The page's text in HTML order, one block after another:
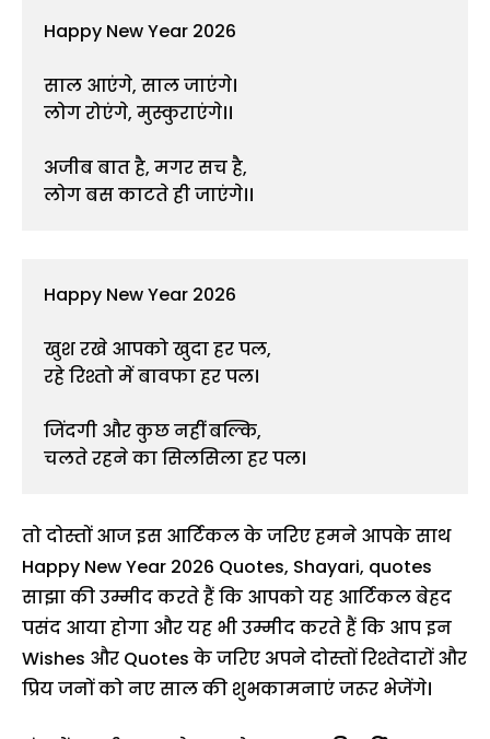
Happy New Year 2026
साल आएंगे, साल जाएंगे।
लोग रोएंगे, मुस्कुराएंगे।।
अजीब बात है, मगर सच है,
लोग बस काटते ही जाएंगे।।
Happy New Year 2026
खुश रखे आपको खुदा हर पल,
रहे रिश्तो में बावफा हर पल।
जिंदगी और कुछ नहीं बल्कि,
चलते रहने का सिलसिला हर पल।
तो दोस्तों आज इस आर्टिकल के जरिए हमने आपके साथ
Happy New Year 2026 Quotes, Shayari, quotes
साझा की उम्मीद करते हैं कि आपको यह आर्टिकल बेहद
पसंद आया होगा और यह भी उम्मीद करते हैं कि आप इन
Wishes और Quotes के जरिए अपने दोस्तों रिश्तेदारों और
प्रिय जनों को नए साल की शुभकामनाएं जरूर भेजेंगे।